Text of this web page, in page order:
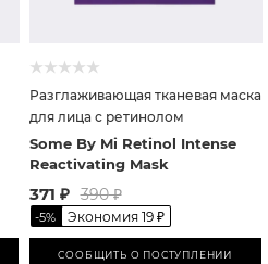
Разглаживающая тканевая маска
для лица с ретинолом
Some By Mi Retinol Intense
Reactivating Mask
371 ₽ 390₽
-5% Экономия 19₽
СООБЩИТЬ О ПОСТУПЛЕНИИ